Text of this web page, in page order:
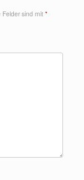
Felder sind mit *